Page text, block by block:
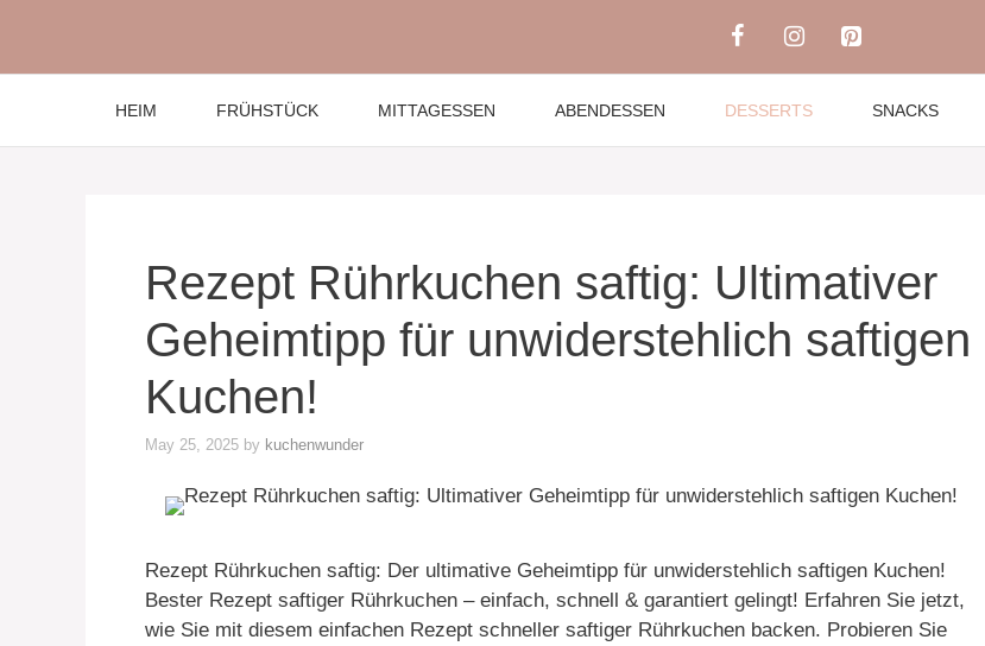
content
HEIM FRÜHSTÜCK MITTAGESSEN ABENDESSEN DESSERTS SNACKS
Rezept Rührkuchen saftig: Ultimativer
Geheimtipp für unwiderstehlich saftigen
Kuchen!
May 25, 2025 by kuchenwunder
Rezept Rührkuchen saftig: Der ultimative Geheimtipp für unwiderstehlich saftigen Kuchen!
Bester Rezept saftiger Rührkuchen – einfach, schnell & garantiert gelingt! Erfahren Sie jetzt,
wie Sie mit diesem einfachen Rezept schneller saftiger Rührkuchen backen. Probieren Sie